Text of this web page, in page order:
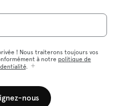
! Nous traiterons toujours vos
à notre politique de
.
nous